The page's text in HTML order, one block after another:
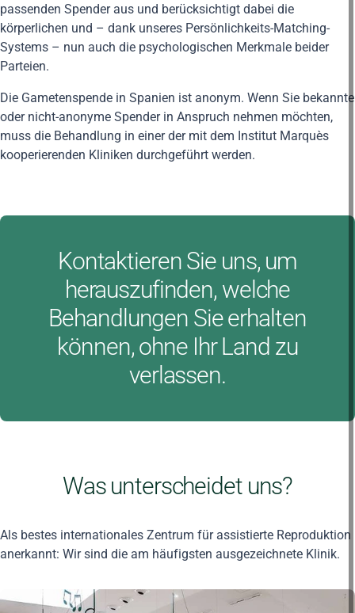
passenden Spender aus und berücksichtigt dabei die
körperlichen und – dank unseres Persönlichkeits-Matching-
Systems – nun auch die psychologischen Merkmale beider
Parteien.
Die Gametenspende in Spanien ist anonym. Wenn Sie bekannte
oder nicht-anonyme Spender in Anspruch nehmen möchten,
muss die Behandlung in einer der mit dem Institut Marquès
kooperierenden Kliniken durchgeführt werden.
Kontaktieren Sie uns, um
herauszufinden, welche
Behandlungen Sie erhalten
können, ohne Ihr Land zu
verlassen.
Was unterscheidet uns?
Als bestes internationales Zentrum für assistierte Reproduktion
anerkannt: Wir sind die am häufigsten ausgezeichnete Klinik.